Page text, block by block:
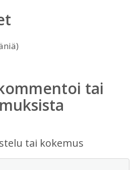
tai
tai kokemus